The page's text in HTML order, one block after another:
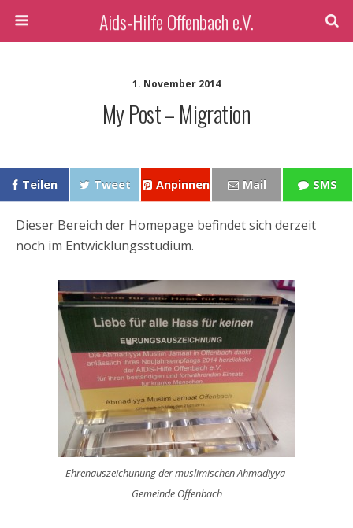
Aids-Hilfe Offenbach e.V.
1. November 2014
My Post – Migration
Teilen Tweet Anpinnen Mail SMS
Dieser Bereich der Homepage befindet sich derzeit
noch im Entwicklungsstudium.
Ehrenauszeichunung der muslimischen Ahmadiyya-
Gemeinde Offenbach